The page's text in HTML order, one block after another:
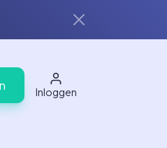
Inloggen